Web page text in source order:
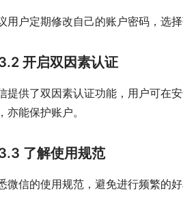
用户定期修改自己的账户密码，选
开启双因素认证
提供了双因素认证功能，用户可在
亦能保护账户。
了解使用规范
微信的使用规范，避免进行频繁的